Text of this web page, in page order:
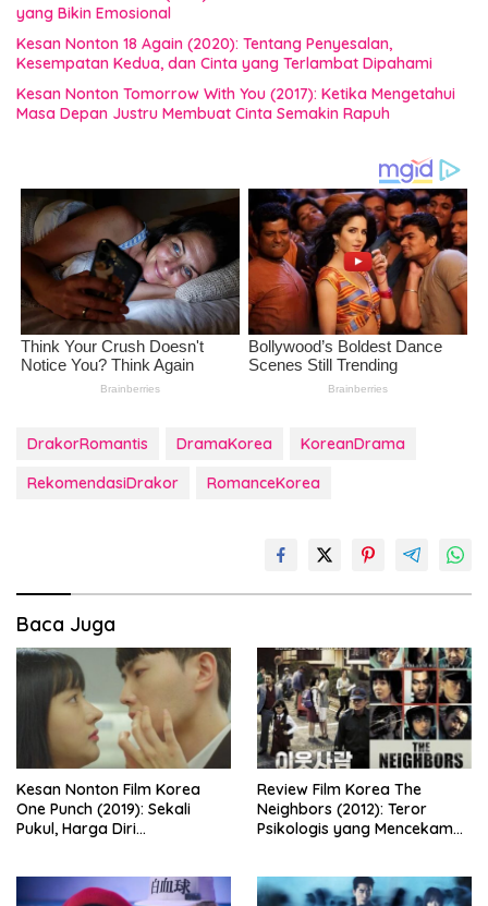
yang Bikin Emosional
Kesan Nonton 18 Again (2020): Tentang Penyesalan,
Kesempatan Kedua, dan Cinta yang Terlambat Dipahami
Kesan Nonton Tomorrow With You (2017): Ketika Mengetahui
Masa Depan Justru Membuat Cinta Semakin Rapuh
DrakorRomantis DramaKorea
KoreanDrama
RekomendasiDrakor
RomanceKorea
Baca Juga
Kesan Nonton Film Korea
One Punch (2019): Sekali
Pukul, Harga Diri
Review Film Korea The
Neighbors (2012): Teror
Psikologis yang Mencekam